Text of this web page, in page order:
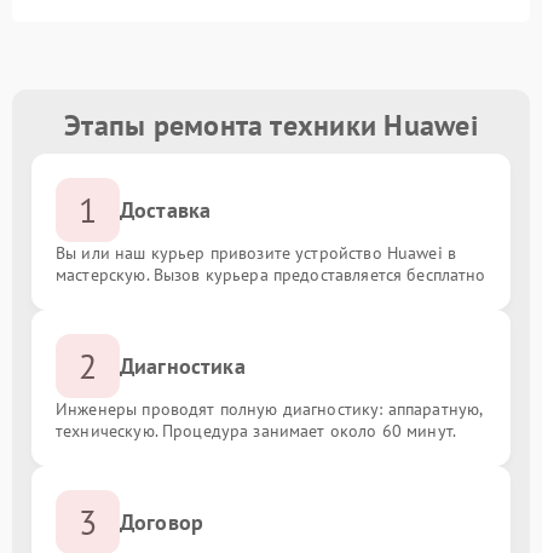
Этапы ремонта техники Huawei
1 Доставка
Вы или наш курьер привозите устройство Huawei в
мастерскую. Вызов курьера предоставляется бесплатно
2 Диагностика
Инженеры проводят полную диагностику: аппаратную,
техническую. Процедура занимает около 60 минут.
3 Договор